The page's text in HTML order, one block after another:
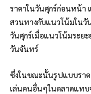
ราคาในวันศุกร์ก่อนหน้า
สวนทางกับแนวโน้มใน
วันศุกร์เมื่อแนวโน้มระย
วันจันทร์
ซึ่งในขณะนั้นรูปแบบราค
เล่นคนอื่นๆในตลาดแท